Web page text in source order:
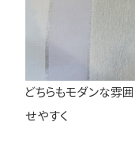
どちらもモダンな雰
せやすく